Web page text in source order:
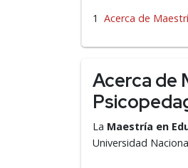
Acerca de
Acerca de
La Maestría en
Universidad